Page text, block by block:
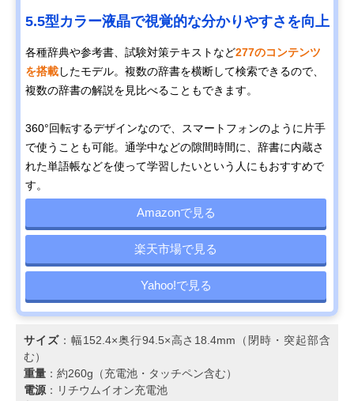
5.5型カラー液晶で視覚的な分かりやすさを向上
各種辞典や参考書、試験対策テキストなど277のコンテンツ
を搭載したモデル。複数の辞書を横断して検索できるので、
複数の辞書の解説を見比べることもできます。
360°回転するデザインなので、スマートフォンのように片手
で使うことも可能。通学中などの隙間時間に、辞書に内蔵さ
れた単語帳などを使って学習したいという人にもおすすめで
す。
Amazonで見る
楽天市場で見る
Yahoo!で見る
サイズ：幅152.4×奥行94.5×高さ18.4mm（閉時・突起部含
む）
重量 ：約260g（充電池・タッチペン含む）
電源 ：リチウムイオン充電池